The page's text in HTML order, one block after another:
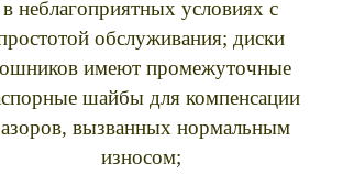
в неблагоприятных условиях с
обслуживания; диски
имеют промежуточные
шайбы для компенсации
вызванных нормальным
износом;